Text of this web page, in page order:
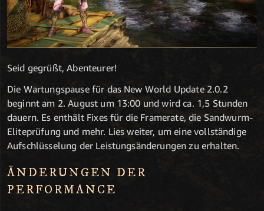
Seid gegrüßt, Abenteurer!
Die Wartungspause für das New World Update 2.0.2
beginnt am 2. August um 13:00 und wird ca. 1,5 Stunden
dauern. Es enthält Fixes für die Framerate, die Sandwurm-
Eliteprüfung und mehr. Lies weiter, um eine vollständige
Aufschlüsselung der Leistungsänderungen zu erhalten.
ÄNDERUNGEN DER
PERFORMANCE